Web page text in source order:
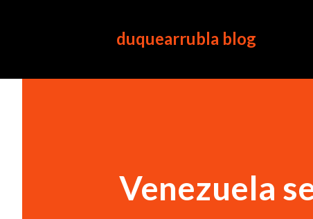
duquearrubla blog
Venezuela